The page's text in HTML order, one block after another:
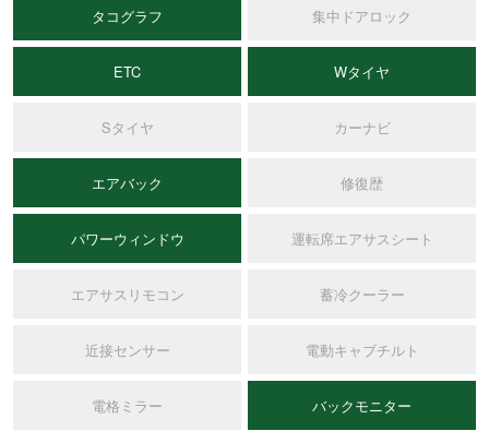
タコグラフ 集中ドアロック
ETC Wタイヤ
Sタイヤ カーナビ
エアバック 修復歴
パワーウィンドウ 運転席エアサスシート
エアサスリモコン 蓄冷クーラー
近接センサー 電動キャブチルト
電格ミラー バックモニター